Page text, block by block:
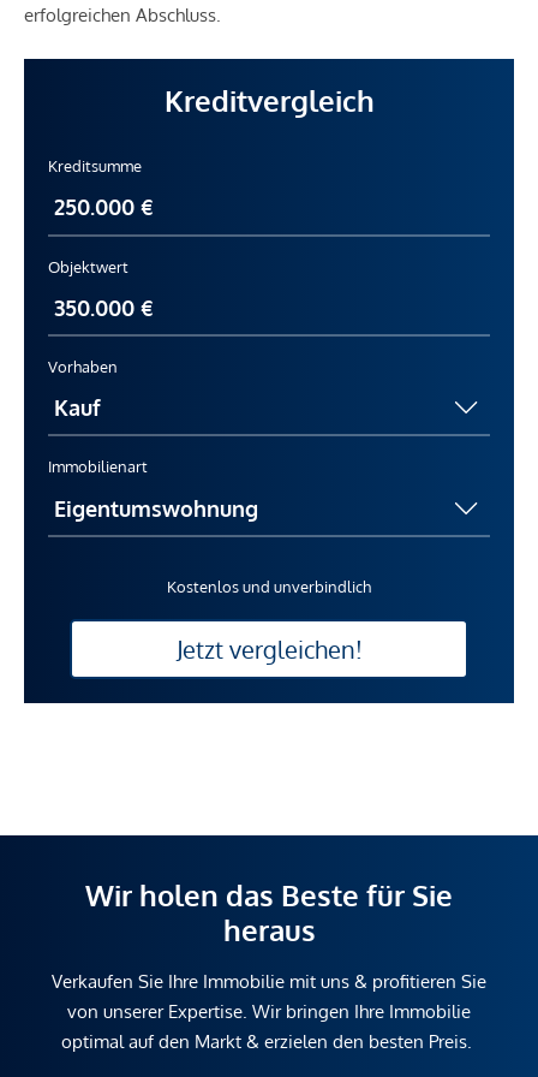
erfolgreichen Abschluss.
Kreditvergleich
Kreditsumme
Objektwert
Vorhaben
Immobilienart
Kostenlos und unverbindlich
Jetzt vergleichen!
Wir holen das Beste für Sie
heraus
Verkaufen Sie Ihre Immobilie mit uns & profitieren Sie
von unserer Expertise. Wir bringen Ihre Immobilie
optimal auf den Markt & erzielen den besten Preis.